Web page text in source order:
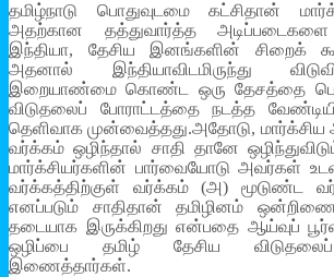
தமிழ்நாடு பொதுவுடமை கட்சிதான்
அதற்கான தத்துவார்த்த அடிப்படைகளை
இந்தியா, தேசிய இனங்களின் சிறைக்
அதனால் இந்தியாவிடமிருந்து
இறையாண்மை கொண்ட ஒரு தேசத்தை
விடுதலைப் போராட்டத்தை நடத்த
தெளிவாக முன்வைத்தது.அதோடு, மார்க்சிய
வர்க்கம் ஒழிந்தால் சாதி தானே
மார்க்சியர்களின் பார்வையோடு அவர்கள்
வர்க்கத்திற்குள் வர்க்கம் (அ) மூடுண்ட
எனப்படும் சாதிதான் தமிழினம்
தடையாக இருக்கிறது என்பதை ஆய்வுப்
ஒழிப்பை தமிழ் தேசிய
இணைத்தார்கள்.